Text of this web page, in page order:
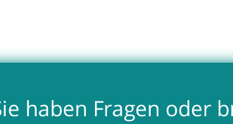
haben Fragen oder